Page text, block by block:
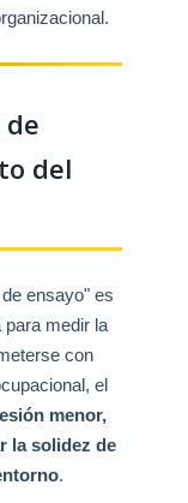
de
del
ensayo" es
para medir la
con
el
menor,
la solidez de
.